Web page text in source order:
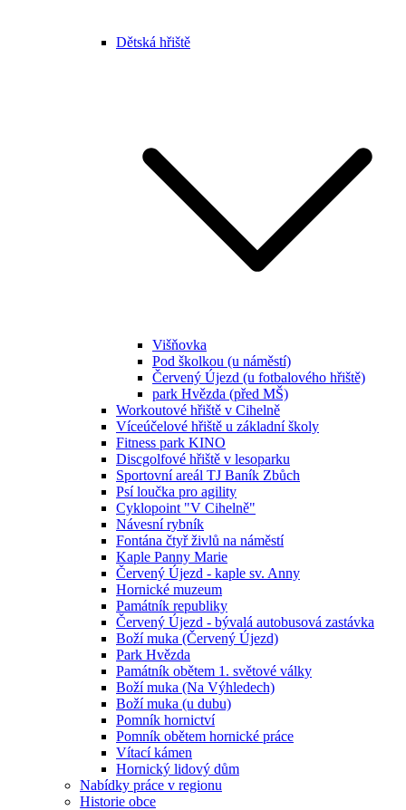
Dětská hřiště
Višňovka
Pod školkou (u náměstí)
Červený Újezd (u fotbalového hřiště)
park Hvězda (před MŠ)
Workoutové hřiště v Cihelně
Víceúčelové hřiště u základní školy
Fitness park KINO
Discgolfové hřiště v lesoparku
Sportovní areál TJ Baník Zbůch
Psí loučka pro agility
Cyklopoint "V Cihelně"
Návesní rybník
Fontána čtyř živlů na náměstí
Kaple Panny Marie
Červený Újezd - kaple sv. Anny
Hornické muzeum
Památník republiky
Červený Újezd - bývalá autobusová zastávka
Boží muka (Červený Újezd)
Park Hvězda
Památník obětem 1. světové války
Boží muka (Na Výhledech)
Boží muka (u dubu)
Pomník hornictví
Pomník obětem hornické práce
Vítací kámen
Hornický lidový dům
Nabídky práce v regionu
Historie obce